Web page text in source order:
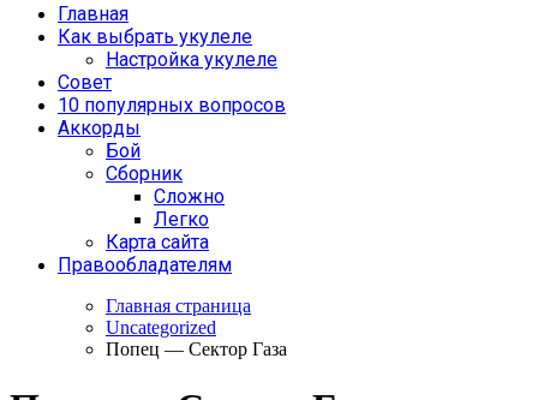
Главная
Как выбрать укулеле
Настройка укулеле
Совет
10 популярных вопросов
Аккорды
Бой
Сборник
Сложно
Легко
Карта сайта
Правообладателям
Главная страница
Uncategorized
Попец — Сектор Газа